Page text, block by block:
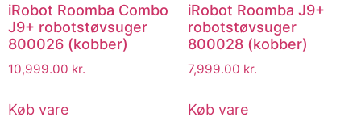
iRobot Roomba Combo
J9+ robotstøvsuger
800026 (kobber)
10,999.00 kr.
Køb vare
iRobot Roomba J9+
robotstøvsuger
800028 (kobber)
7,999.00 kr.
Køb vare